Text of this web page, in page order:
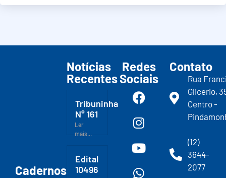
Cadernos
Notícias
Recentes
Tribuninha
N° 161
Ler
mais...
Edital
10496
Redes
Sociais
Contato
Rua
Glicerio,
Centro -
(12)
3644-
2077